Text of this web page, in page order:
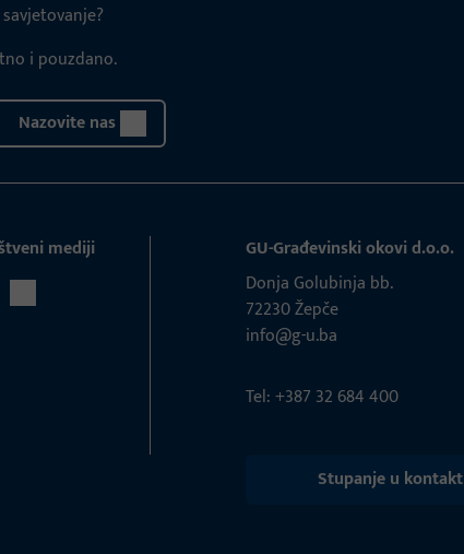
i pouzdano.
Nazovite nas
mediji
GU-Građevinski okovi d.o.o.
Donja Golubinja bb.
72230 Žepče
info@g-u.ba
Tel: +387 32 684 400
Stupanje u kontakt